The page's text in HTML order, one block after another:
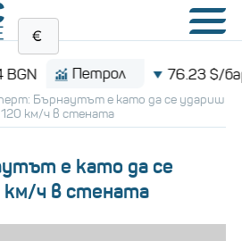
Петрол 76.23 $/барел
Бърнаутът е като да се удариш
км/ч в стената
е като да се
км/ч в стената